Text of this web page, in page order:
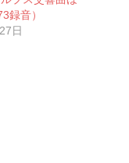
録音）
日